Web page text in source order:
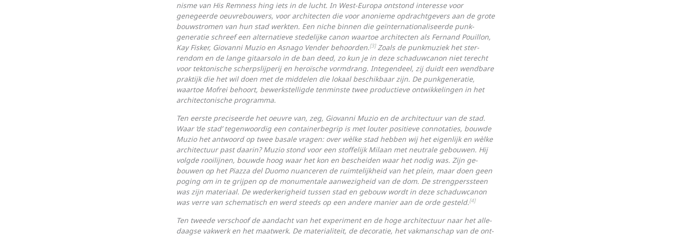
nisme van His Remness hing iets in de lucht. In West-Europa ontstond interesse voor
genegeerde oeuvre­bouwers, voor archi­tecten die voor anonieme opdracht­gevers aan de grote
bouwstromen van hun stad werkten. Een niche binnen die geïnterna­tiona­liseerde punk­
generatie schreef een alter­natieve stedelijke canon waartoe architecten als Fernand Pouillon,
Kay Fisker, Giovanni Muzio en Asnago Vender behoorden.[3]Zoals de punkmuziek het ster­
rendom en de lange gitaarsolo in de ban deed, zo kun je in deze schaduwcanon niet terecht
voor tekto­nische scherpslijperij en heroïsche vormdrang. Integendeel, zij duidt een wendbare
prak­tijk die het wil doen met de mid­delen die lokaal beschikbaar zijn. De punk­gene­ratie,
waartoe Mofrei behoort, bewerk­stel­ligde tenminste twee produc­tieve ontwikkelingen in het
archi­tec­tonische programma.
Ten eerste preciseerde het oeuvre van, zeg, Giovanni Muzio en de architectuur van de stad.
Waar ‘de stad’ tegenwoordig een containerbegrip is met louter positieve connotaties, bouw­de
Muzio het antwoord op twee basale vragen: over wèlke stad hebben wij het eigenlijk en wèlke
archi­tectuur past daarin? Muzio stond voor een stoffelijk Milaan met neutrale gebouwen. Hij
volgde rooi­lijnen, bouwde hoog waar het kon en bescheiden waar het nodig was. Zijn ge­
bouwen op het Piazza del Duomo nuanceren de ruimtelijkheid van het plein, maar doen geen
poging om in te grijpen op de monumentale aanwezigheid van de dom. De strengperssteen
was zijn mate­riaal. De wederkerigheid tussen stad en gebouw wordt in deze schaduwcanon
was verre van schema­tisch en werd steeds op een andere manier aan de orde gesteld.[4]
Ten tweede verschoof de aandacht van het experiment en de hoge architectuur naar het alle­
daagse vakwerk en het maatwerk. De materialiteit, de decoratie, het vakmanschap van de ont­